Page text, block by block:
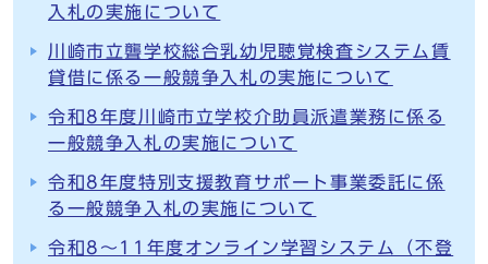
入札の実施について
川崎市立聾学校総合乳幼児聴覚検査システム賃
貸借に係る一般競争入札の実施について
令和8年度川崎市立学校介助員派遣業務に係る
一般競争入札の実施について
令和8年度特別支援教育サポート事業委託に係
る一般競争入札の実施について
令和8～11年度オンライン学習システム（不登